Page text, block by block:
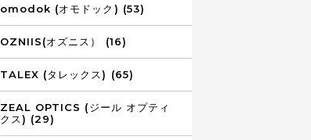
omodok (オモドック) (53)
OZNIIS(オズニス） (16)
TALEX (タレックス) (65)
ZEAL OPTICS (ジール オプティ
クス) (29)